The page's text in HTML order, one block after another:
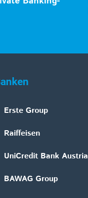
Erste Group
Raiffeisen
UniCredit Bank Austria
BAWAG Group